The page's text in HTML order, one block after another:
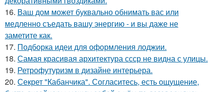
16. Ваш дом может буквально обнимать вас или
медленно съедать вашу энергию - и вы даже не
заметите как.
17. Подборка идеи для оформления лоджии.
18. Самая красивая архитектура ссср не видна с улицы.
19. Ретрофутуризм в дизайне интерьера.
20. Секрет "Кабанчика". Согласитесь, есть ощущение,